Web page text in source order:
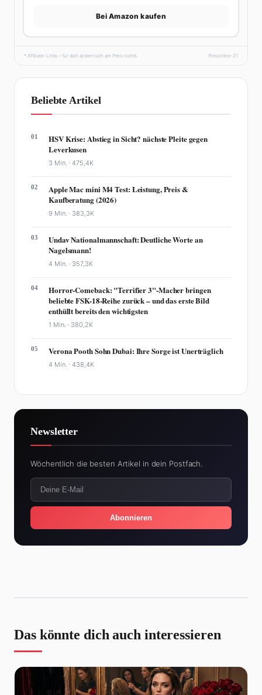
Bei Amazon kaufen
* Affiliate-Links – für dich ändert sich am Preis nichts. fhmonline-21
Beliebte Artikel
01
HSV Krise: Abstieg in Sicht? nächste Pleite gegen
Leverkusen
3 Min. ·475,4K
02
Apple Mac mini M4 Test: Leistung, Preis &
Kaufberatung (2026)
9 Min. · 383,3K
03
Undav Nationalmannschaft: Deutliche Worte an
Nagelsmann!
4 Min. · 357,3K
04
Horror-Comeback: "Terrifier 3"-Macher bringen
beliebte FSK-18-Reihe zurück – und das erste Bild
enthüllt bereits den wichtigsten
1 Min. · 380,2K
05 Verona Pooth Sohn Dubai: Ihre Sorge ist Unerträglich
4 Min. ·438,4K
Newsletter
Wöchentlich die besten Artikel in dein Postfach.
Abonnieren
Das könnte dich auch interessieren